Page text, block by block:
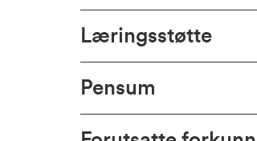
Læringsstøtte
Pensum